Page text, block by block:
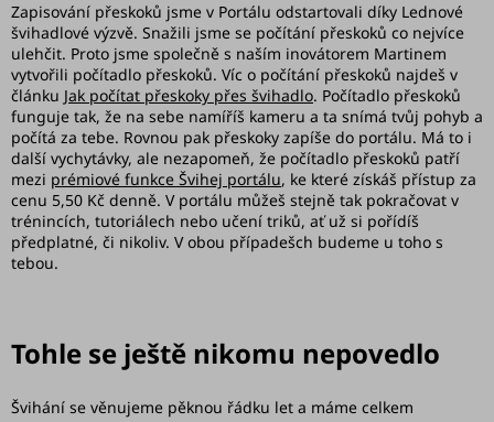
Zapisování přeskoků jsme v Portálu odstartovali díky Lednové
švihadlové výzvě. Snažili jsme se počítání přeskoků co nejvíce
ulehčit. Proto jsme společně s naším inovátorem Martinem
vytvořili počítadlo přeskoků. Víc o počítání přeskoků najdeš v
článku Jak počítat přeskoky přes švihadlo. Počítadlo přeskoků
funguje tak, že na sebe namíříš kameru a ta snímá tvůj pohyb a
počítá za tebe. Rovnou pak přeskoky zapíše do portálu. Má to i
další vychytávky, ale nezapomeň, že počítadlo přeskoků patří
mezi prémiové funkce Švihej portálu, ke které získáš přístup za
cenu 5,50 Kč denně. V portálu můžeš stejně tak pokračovat v
trénincích, tutoriálech nebo učení triků, ať už si pořídíš
předplatné, či nikoliv. V obou případešch budeme u toho s
tebou.
Tohle se ještě nikomu nepovedlo
Švihání se věnujeme pěknou řádku let a máme celkem